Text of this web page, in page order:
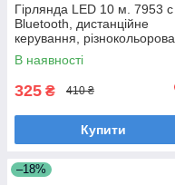
Гірлянда LED 10 м. 7953 c
Bluetooth, дистанційне
керування, різнокольорова
В наявності
325 ₴ 410 ₴
Купити
–18%